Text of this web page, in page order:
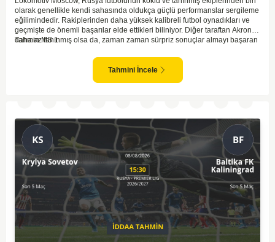
olarak genellikle kendi sahasında oldukça güçlü performanslar sergileme
eğilimindedir. Rakiplerinden daha yüksek kalibreli futbol oynadıkları ve
geçmişte de önemli başarılar elde ettikleri biliniyor. Diğer taraftan Akron,
daha az tanınmış olsa da, zaman zaman sürpriz sonuçlar almayı başaran
ve güçlü ekipler karşısında istikrarlı bir performans sergilemekte
zorlanabilirler. Lokomotiv Moscow'un mevcut form durumunun ve evinde
oynama avantajının, bu karşılaşmada belirleyici olması muhtemel
Tahmin MS 1
Tahmini İncele